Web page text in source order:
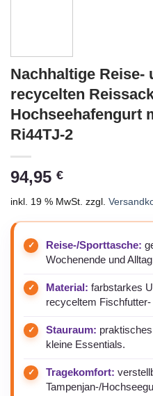
Nachhaltige Reise-
recycelten
Hochseehafengurt
Ri44TJ-2
94,95 €
inkl. 19 % MwSt. zzgl.
Reise-/Sporttasche:
Wochenende und
Material: farbstarkes
recyceltem
Stauraum:
kleine Essentials.
Tragekomfort:
Tampenjan-/